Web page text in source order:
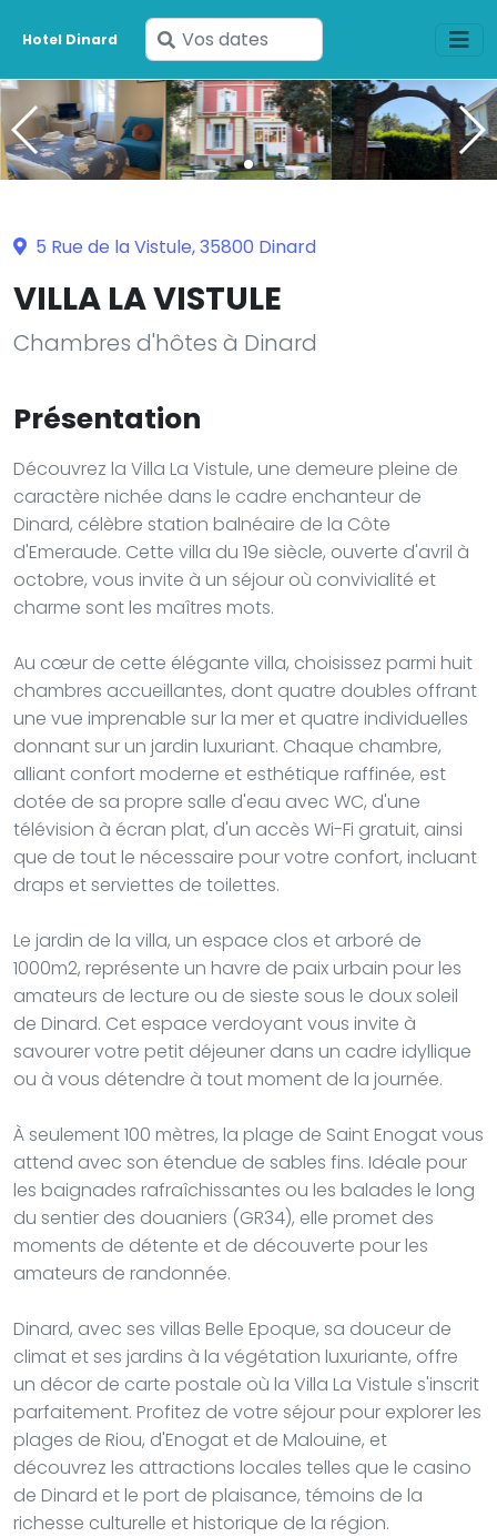
Hotel Dinard
Saisissez
vos
dates
5 Rue de la Vistule, 35800 Dinard
VILLA LA VISTULE
Chambres d'hôtes à Dinard
Présentation
Découvrez la Villa La Vistule, une demeure pleine de
caractère nichée dans le cadre enchanteur de
Dinard, célèbre station balnéaire de la Côte
d'Emeraude. Cette villa du 19e siècle, ouverte d'avril à
octobre, vous invite à un séjour où convivialité et
charme sont les maîtres mots.
Au cœur de cette élégante villa, choisissez parmi huit
chambres accueillantes, dont quatre doubles offrant
une vue imprenable sur la mer et quatre individuelles
donnant sur un jardin luxuriant. Chaque chambre,
alliant confort moderne et esthétique raffinée, est
dotée de sa propre salle d'eau avec WC, d'une
télévision à écran plat, d'un accès Wi-Fi gratuit, ainsi
que de tout le nécessaire pour votre confort, incluant
draps et serviettes de toilettes.
Le jardin de la villa, un espace clos et arboré de
1000m2, représente un havre de paix urbain pour les
amateurs de lecture ou de sieste sous le doux soleil
de Dinard. Cet espace verdoyant vous invite à
savourer votre petit déjeuner dans un cadre idyllique
ou à vous détendre à tout moment de la journée.
À seulement 100 mètres, la plage de Saint Enogat vous
attend avec son étendue de sables fins. Idéale pour
les baignades rafraîchissantes ou les balades le long
du sentier des douaniers (GR34), elle promet des
moments de détente et de découverte pour les
amateurs de randonnée.
Dinard, avec ses villas Belle Epoque, sa douceur de
climat et ses jardins à la végétation luxuriante, offre
un décor de carte postale où la Villa La Vistule s'inscrit
parfaitement. Profitez de votre séjour pour explorer les
plages de Riou, d'Enogat et de Malouine, et
découvrez les attractions locales telles que le casino
de Dinard et le port de plaisance, témoins de la
richesse culturelle et historique de la région.